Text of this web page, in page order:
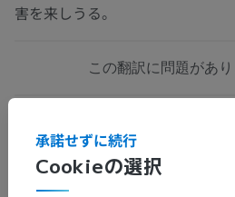
害を来しうる。
この翻訳に問題があり
参考文献
Hall JE. Guyton and Hall Textbook of
Philadelphia: Elsevier; 2021.
Cookieの選択
承諾せずに続行